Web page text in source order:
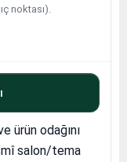
noktası).
ürün odağını
salon/tema